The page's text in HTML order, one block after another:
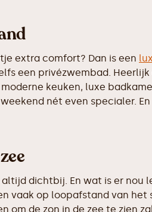
extra comfort? Dan is een
een privézwembad.
keuken, luxe
nét even specialer.
dichtbij. En wat is er
vaak op loopafstand van het
om de zon in de zee te zien